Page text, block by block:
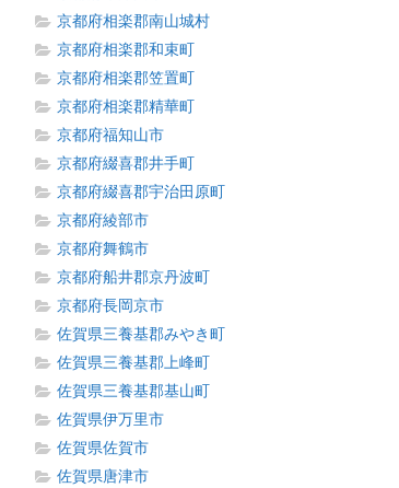
京都府相楽郡南山城村
京都府相楽郡和束町
京都府相楽郡笠置町
京都府相楽郡精華町
京都府福知山市
京都府綴喜郡井手町
京都府綴喜郡宇治田原町
京都府綾部市
京都府舞鶴市
京都府船井郡京丹波町
京都府長岡京市
佐賀県三養基郡みやき町
佐賀県三養基郡上峰町
佐賀県三養基郡基山町
佐賀県伊万里市
佐賀県佐賀市
佐賀県唐津市